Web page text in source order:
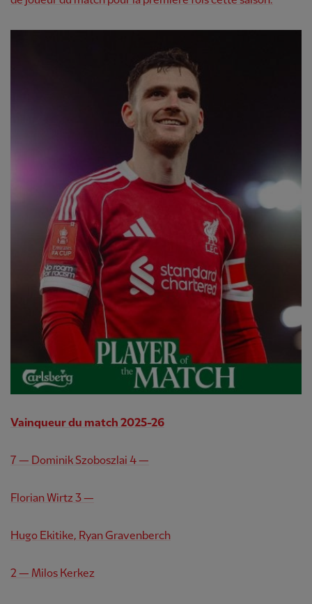
Vainqueur du match 2025-26
7 — Dominik Szoboszlai 4 —
Florian Wirtz 3 —
Hugo Ekitike, Ryan Gravenberch
2 — Milos Kerkez